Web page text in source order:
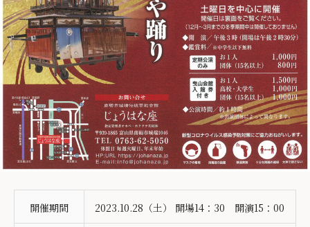
開催期間 2023.10.28（土） 開場14：30 開演15：00